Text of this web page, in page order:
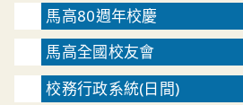
馬高80週年校慶
馬高全國校友會
校務行政系統(日間)